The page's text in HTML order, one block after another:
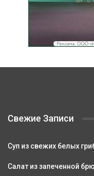
Свежие Записи
Суп из свежих белых
Салат из запеченной